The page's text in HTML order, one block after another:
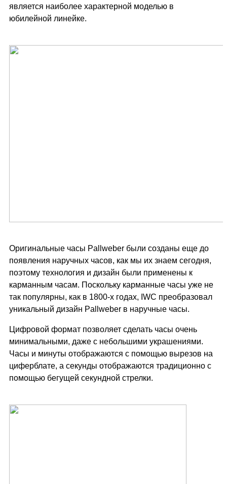
является наиболее характерной моделью в
юбилейной линейке.
Оригинальные часы Pallweber были созданы еще до
появления наручных часов, как мы их знаем сегодня,
поэтому технология и дизайн были применены к
карманным часам. Поскольку карманные часы уже не
так популярны, как в 1800-х годах, IWC преобразовал
уникальный дизайн Pallweber в наручные часы.
Цифровой формат позволяет сделать часы очень
минимальными, даже с небольшими украшениями.
Часы и минуты отображаются с помощью вырезов на
циферблате, а секунды отображаются традиционно с
помощью бегущей секундной стрелки.